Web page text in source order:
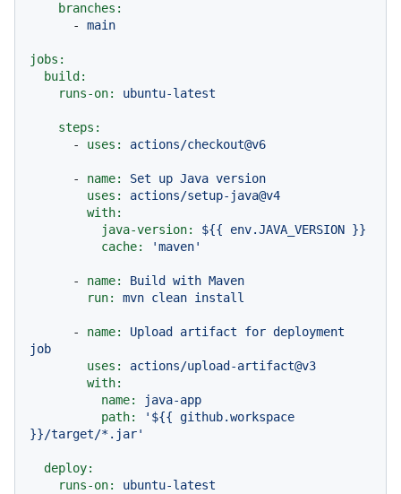
branches:
-
main
jobs:
build:
runs-on:
ubuntu-latest
steps:
-
uses: actions/checkout@v6
- name: Set up Java version
uses:
actions/setup-java@v4
with:
java-version:
${{ env.JAVA_VERSION }}
cache:
'maven'
- name: Build with Maven
run:
mvn clean install
- name: Upload artifact for deployment
job
uses:
actions/upload-artifact@v3
with:
name:
java-app
path:
'${{ github.workspace
}}/target/*.jar'
deploy:
runs-on:
ubuntu-latest